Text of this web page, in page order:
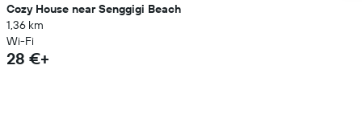
Cozy House near Senggigi Beach
1,36 km
Wi-Fi
28 €+